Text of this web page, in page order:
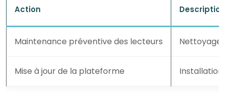
Action Description
Maintenance préventive des lecteurs Nettoyage
Mise à jour de la plateforme